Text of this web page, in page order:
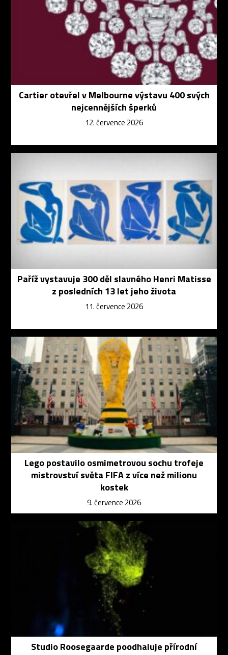
Cartier otevřel v Melbourne výstavu 400 svých
nejcennějších šperků
12. července 2026
Paříž vystavuje 300 děl slavného Henri Matisse
z posledních 13 let jeho života
11. července 2026
Lego postavilo osmimetrovou sochu trofeje
mistrovství světa FIFA z více než milionu
kostek
9. července 2026
Studio Roosegaarde poodhaluje přírodní